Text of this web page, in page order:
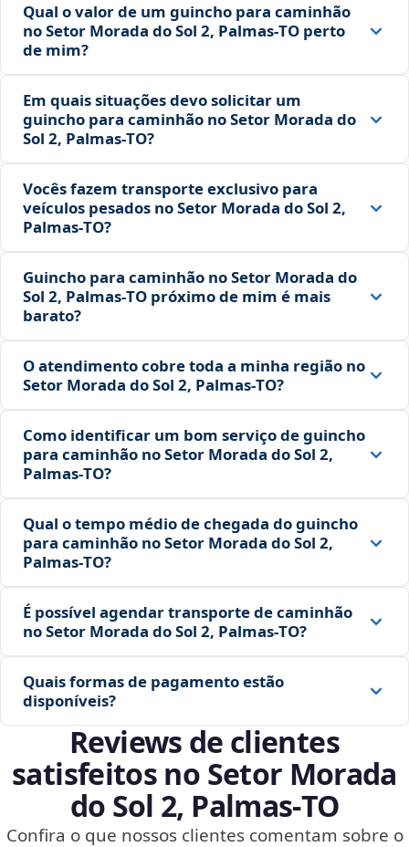
Qual o valor de um guincho para caminhão
no Setor Morada do Sol 2, Palmas‑TO perto
de mim?
Em quais situações devo solicitar um
guincho para caminhão no Setor Morada do
Sol 2, Palmas‑TO?
Vocês fazem transporte exclusivo para
veículos pesados no Setor Morada do Sol 2,
Palmas‑TO?
Guincho para caminhão no Setor Morada do
Sol 2, Palmas‑TO próximo de mim é mais
barato?
O atendimento cobre toda a minha região no
Setor Morada do Sol 2, Palmas‑TO?
Como identificar um bom serviço de guincho
para caminhão no Setor Morada do Sol 2,
Palmas‑TO?
Qual o tempo médio de chegada do guincho
para caminhão no Setor Morada do Sol 2,
Palmas‑TO?
É possível agendar transporte de caminhão
no Setor Morada do Sol 2, Palmas‑TO?
Quais formas de pagamento estão
disponíveis?
Reviews de clientes
satisfeitos no Setor Morada
do Sol 2, Palmas‑TO
Confira o que nossos clientes comentam sobre o